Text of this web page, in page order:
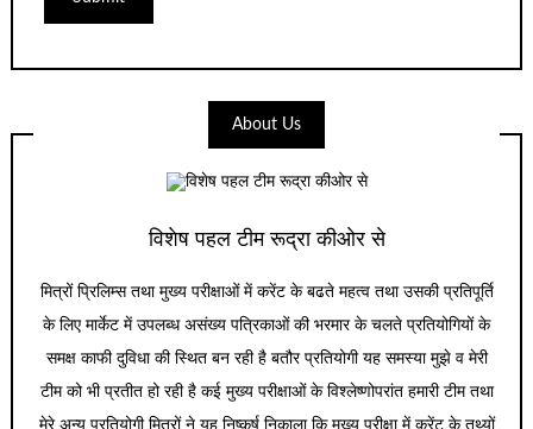
About Us
विशेष पहल टीम रूद्रा कीओर से
मित्रों प्रिलिम्स तथा मुख्य परीक्षाओं में करेंट के बढते महत्व तथा उसकी प्रतिपूर्ति
के लिए मार्केट में उपलब्ध असंख्य पत्रिकाओं की भरमार के चलते प्रतियोगियों के
समक्ष काफी दुविधा की स्थित बन रही है बतौर प्रतियोगी यह समस्या मुझे व मेरी
टीम को भी प्रतीत हो रही है कई मुख्य परीक्षाओं के विश्लेष्णोपरांत हमारी टीम तथा
मेरे अन्य प्रतियोगी मित्रों ने यह निष्कर्ष निकाला कि मुख्य परीक्षा में करेंट के तथ्यों